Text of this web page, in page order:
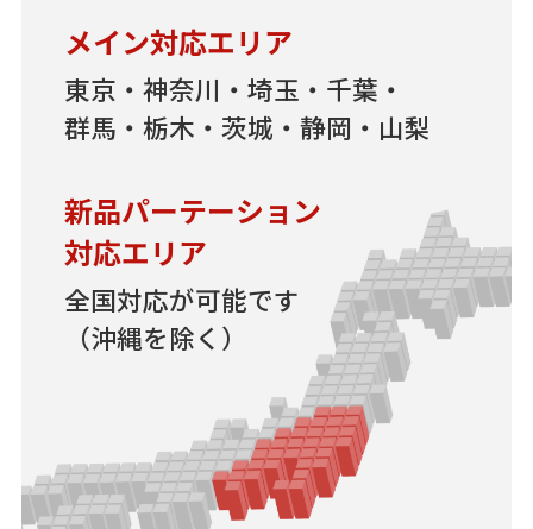
メイン対応エリア
東京・神奈川・埼玉・千葉・
群馬・栃木・茨城・静岡・山梨
新品パーテーション
対応エリア
全国対応が可能です
（沖縄を除く）